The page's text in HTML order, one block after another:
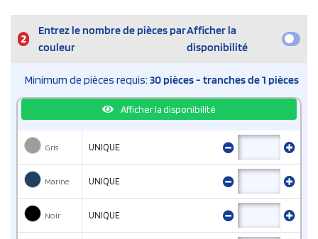
2
Entrez le nombre de pièces par
couleur
Afficher la
disponibilité
Minimum de pièces requis: 30 pièces - tranches de 1 pièces
Afficher la disponibilité
Gris UNIQUE
Marine UNIQUE
Noir UNIQUE